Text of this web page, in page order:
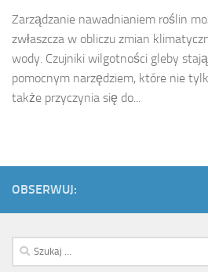
Zarządzanie nawadnianiem roślin
zwłaszcza w obliczu zmian
wody. Czujniki wilgotności gleby
pomocnym narzędziem, które nie
także przyczynia się do...
OBSERWUJ:
Szukaj: